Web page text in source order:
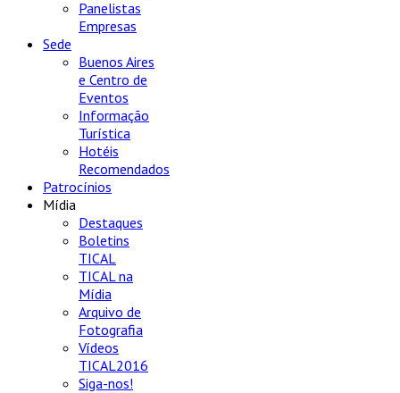
Panelistas
Empresas
Sede
Buenos Aires
e Centro de
Eventos
Informação
Turística
Hotéis
Recomendados
Patrocínios
Mídia
Destaques
Boletins
TICAL
TICAL na
Mídia
Arquivo de
Fotografia
Vídeos
TICAL2016
Siga-nos!